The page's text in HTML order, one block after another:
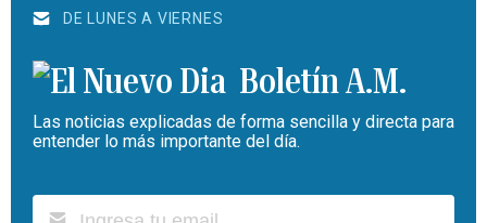
DE LUNES A VIERNES
Boletín A.M.
Las noticias explicadas de forma sencilla y directa para
entender lo más importante del día.